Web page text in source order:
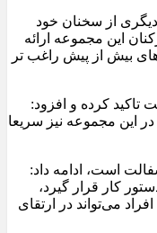
از سخنان خود
این مجموعه ارائه
بیش از پیش راغب تر
تاکید کرده و افزود:
این مجموعه نیز سریعا
است، ادامه داد:
کار قرار گیرد،
می‌تواند در ارتقای